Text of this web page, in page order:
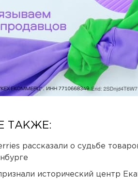
ТАКЖЕ:
рассказали о судьбе
исторический центр